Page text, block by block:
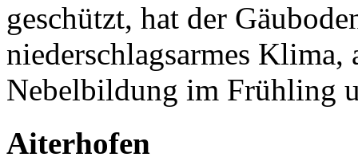
geschützt, hat der
niederschlagsarmes
Nebelbildung im Frühling
Aiterhofen